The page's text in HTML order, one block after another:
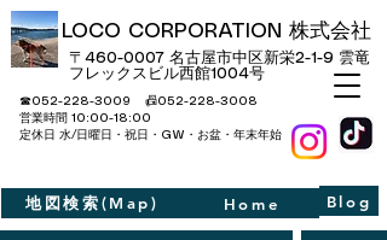
LOCO CORPORATION 株式会社
〒460-0007 名古屋市中区新栄2-1-9​ 雲竜
フレックスビル西館1004号
Home
☎052-228-3009 📠052-228-3008
​営業時間 10:00-18:00
定休日 水/日曜日・祝日・GW・お盆・年末年始
地図検索(Map) Blog